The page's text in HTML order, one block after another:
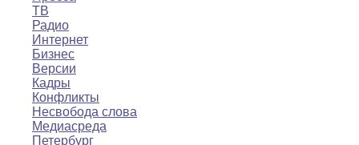
ТВ
Радио
Интернет
Бизнес
Версии
Кадры
Конфликты
Несвобода слова
Медиасреда
Петербург